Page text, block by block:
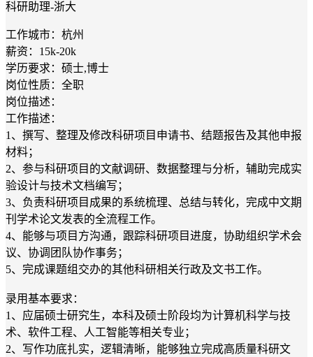
科研助理-浙大
工作城市：杭州
薪资：15k-20k
学历要求：硕士,博士
岗位性质：全职
岗位描述：
工作描述：
1、撰写、整理及修改科研项目申请书、结题报告及其他申报
材料；
2、参与科研项目的文献调研、数据整理与分析，辅助完成实
验设计与技术文档编写；
3、负责科研项目成果的系统梳理、总结与转化，完成中文期
刊学术论文发表的全流程工作。
4、能够与项目方沟通，跟踪科研项目进度，协助组织学术会
议、协调团队协作事务；
5、完成课题组交办的其他科研相关行政及文书工作。
录用基本要求：
1、应届硕士研究生，本科及硕士阶段均为计算机科学与技
术、软件工程、人工智能等相关专业；
2、写作功底扎实，逻辑清晰，能够独立完成高质量科研文